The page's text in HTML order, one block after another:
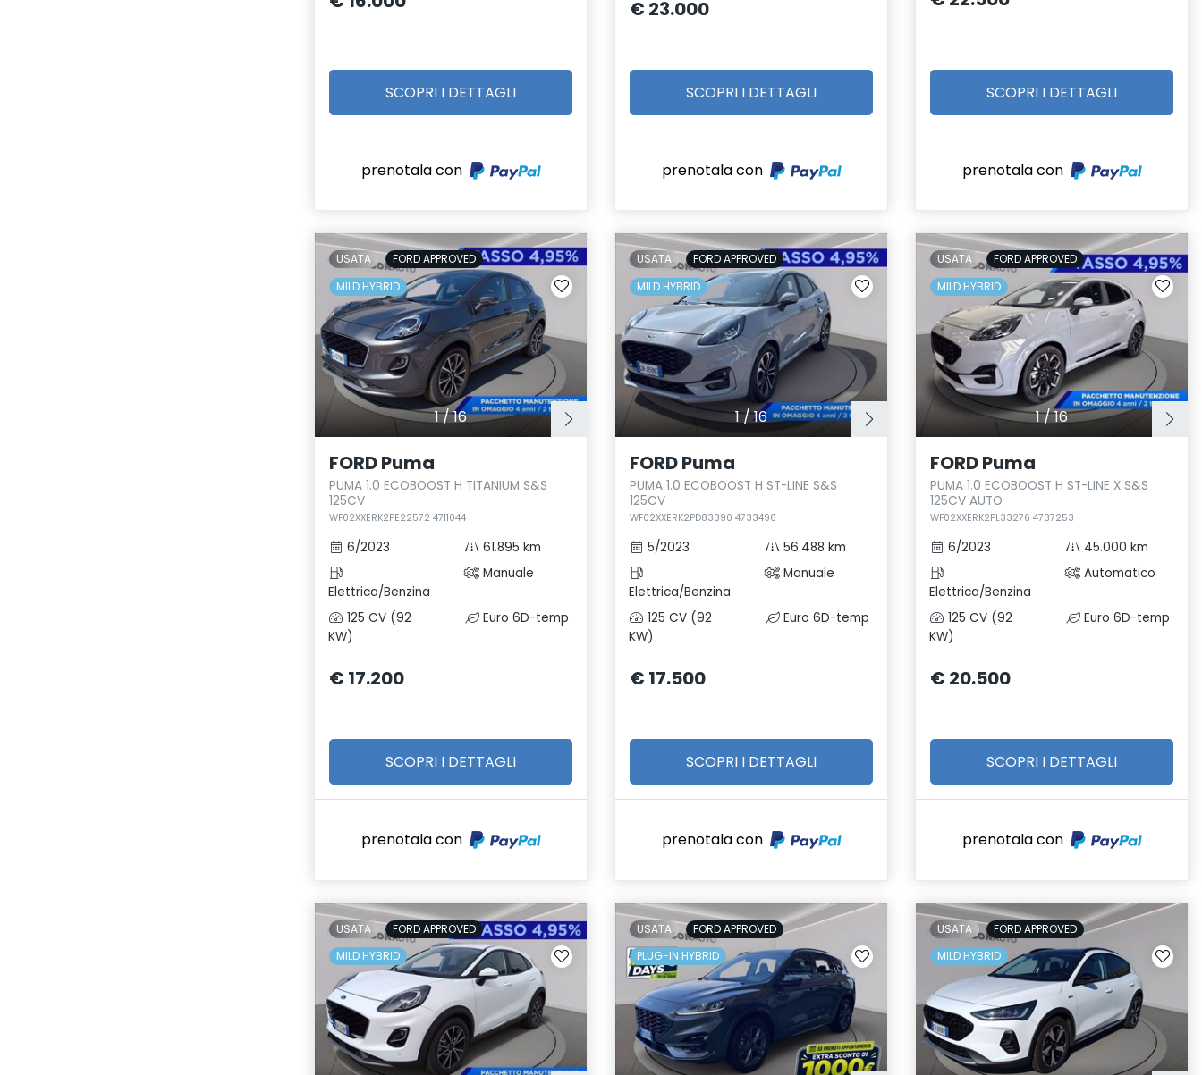
SCOPRI I DETTAGLI
prenotala con
€ 23.000
SCOPRI I DETTAGLI
prenotala con
SCOPRI I DETTAGLI
prenotala con
1/16
USATA
FORD APPROVED
MILD HYBRID
FORD Puma
PUMA 1.0 ECOBOOST H TITANIUM S&S
125CV
WF02XXERK2PE22572 4711044
6/2023 61.895 km
Elettrica/Benzina
Manuale
125 CV (92
KW)
Euro 6D-temp
€ 17.200
SCOPRI I DETTAGLI
prenotala con
1/16
USATA
FORD APPROVED
MILD HYBRID
FORD Puma
PUMA 1.0 ECOBOOST H ST-LINE S&S
125CV
WF02XXERK2PD83390 4733496
5/2023 56.488 km
Elettrica/Benzina
Manuale
125 CV (92
KW)
Euro 6D-temp
€ 17.500
SCOPRI I DETTAGLI
prenotala con
1/16
USATA
FORD APPROVED
MILD HYBRID
FORD Puma
PUMA 1.0 ECOBOOST H ST-LINE X S&S
125CV AUTO
WF02XXERK2PL33276 4737253
6/2023 45.000 km
Elettrica/Benzina
Automatico
125 CV (92
KW)
Euro 6D-temp
€ 20.500
SCOPRI I DETTAGLI
prenotala con
USATA
FORD APPROVED
MILD HYBRID
USATA
FORD APPROVED
PLUG-IN HYBRID
USATA
FORD APPROVED
MILD HYBRID